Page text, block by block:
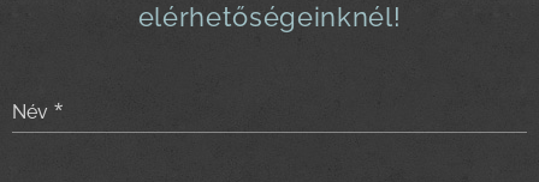
elérhetőségeinknél!
Név